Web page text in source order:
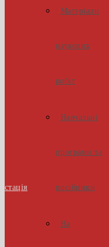
Матеріали
наукових
робіт
Навчальні
програми та
посібники
На